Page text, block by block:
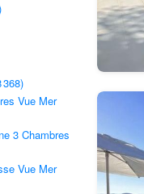
368)
Vue Mer
3 Chambres
Vue Mer